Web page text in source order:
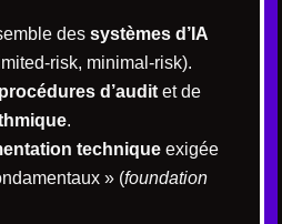
des systèmes d’IA
risk, minimal-risk).
procédures d’audit et de
.
technique exigée
» (foundation